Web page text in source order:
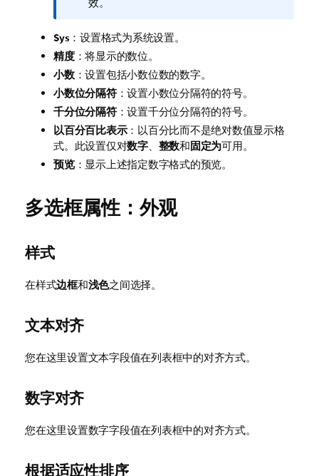
释
Sys：设置格式为系统设置。
精度：将显示的数位。
小数：设置包括小数位数的数字。
小数位分隔符：设置小数位分隔符的符号。
千分位分隔符：设置千分位分隔符的符号。
以百分百比表示：以百分比而不是绝对数值显示格
式。此设置仅对数字、 整数和固定为可用。
预览：显示上述指定数字格式的预览。
多选框属性：外观
样式
在样式边框和浅色之间选择。
文本对齐
您在这里设置文本字段值在列表框中的对齐方式。
数字对齐
您在这里设置数字字段值在列表框中的对齐方式。
根据适应性排序